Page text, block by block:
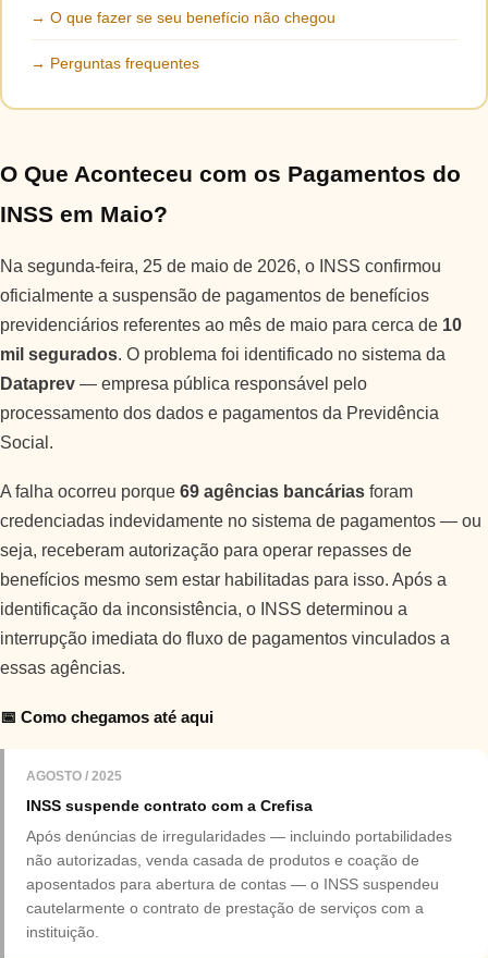
→ O que fazer se seu benefício não chegou
→ Perguntas frequentes
O Que Aconteceu com os Pagamentos do
INSS em Maio?
Na segunda-feira, 25 de maio de 2026, o INSS confirmou
oficialmente a suspensão de pagamentos de benefícios
previdenciários referentes ao mês de maio para cerca de 10
mil segurados. O problema foi identificado no sistema da
Dataprev — empresa pública responsável pelo
processamento dos dados e pagamentos da Previdência
Social.
A falha ocorreu porque 69 agências bancárias foram
credenciadas indevidamente no sistema de pagamentos — ou
seja, receberam autorização para operar repasses de
benefícios mesmo sem estar habilitadas para isso. Após a
identificação da inconsistência, o INSS determinou a
interrupção imediata do fluxo de pagamentos vinculados a
essas agências.
📅 Como chegamos até aqui
AGOSTO / 2025
INSS suspende contrato com a Crefisa
Após denúncias de irregularidades — incluindo portabilidades
não autorizadas, venda casada de produtos e coação de
aposentados para abertura de contas — o INSS suspendeu
cautelarmente o contrato de prestação de serviços com a
instituição.